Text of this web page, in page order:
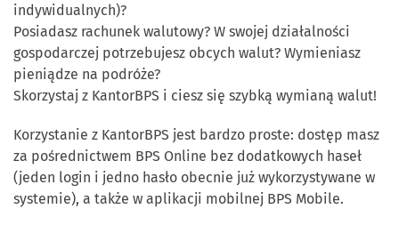
indywidualnych)?
Posiadasz rachunek walutowy? W swojej działalności
gospodarczej potrzebujesz obcych walut? Wymieniasz
pieniądze na podróże?
Skorzystaj z KantorBPS i ciesz się szybką wymianą walut!
Korzystanie z KantorBPS jest bardzo proste: dostęp masz
za pośrednictwem BPS Online bez dodatkowych haseł
(jeden login i jedno hasło obecnie już wykorzystywane w
systemie), a także w aplikacji mobilnej BPS Mobile.